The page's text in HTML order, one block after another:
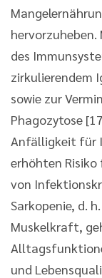
des
zirkulierendem
sowie zur
Phagozytose
Anfälligkeit für
erhöhten
von
Sarkopenie, d.
Muskelkraft,
und